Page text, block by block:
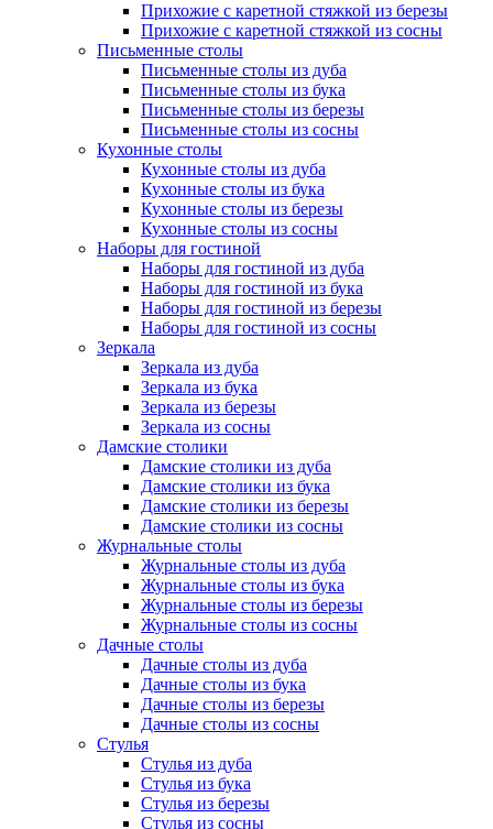
Прихожие с каретной стяжкой из березы
Прихожие с каретной стяжкой из сосны
Письменные столы
Письменные столы из дуба
Письменные столы из бука
Письменные столы из березы
Письменные столы из сосны
Кухонные столы
Кухонные столы из дуба
Кухонные столы из бука
Кухонные столы из березы
Кухонные столы из сосны
Наборы для гостиной
Наборы для гостиной из дуба
Наборы для гостиной из бука
Наборы для гостиной из березы
Наборы для гостиной из сосны
Зеркала
Зеркала из дуба
Зеркала из бука
Зеркала из березы
Зеркала из сосны
Дамские столики
Дамские столики из дуба
Дамские столики из бука
Дамские столики из березы
Дамские столики из сосны
Журнальные столы
Журнальные столы из дуба
Журнальные столы из бука
Журнальные столы из березы
Журнальные столы из сосны
Дачные столы
Дачные столы из дуба
Дачные столы из бука
Дачные столы из березы
Дачные столы из сосны
Стулья
Стулья из дуба
Стулья из бука
Стулья из березы
Стулья из сосны